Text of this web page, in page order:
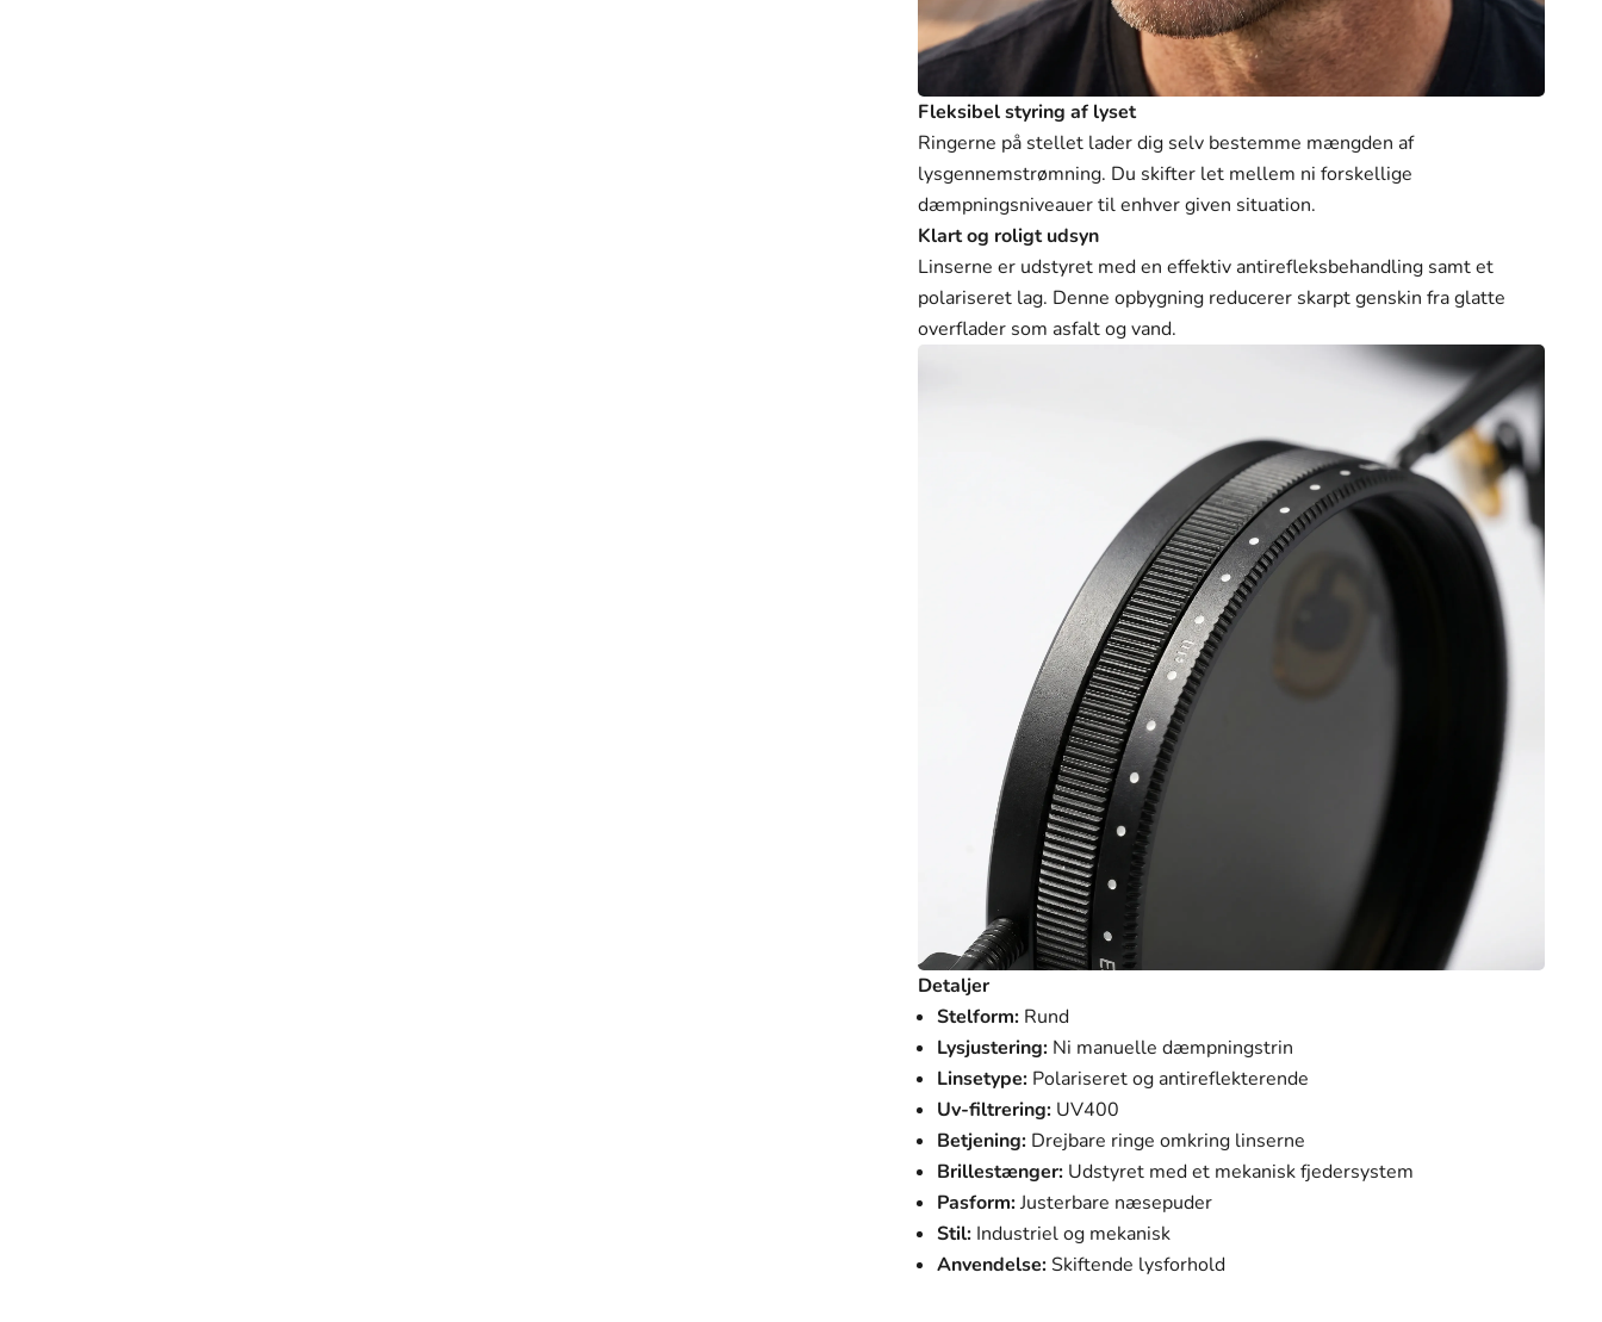
Fleksibel styring af lyset
Ringerne på stellet lader dig selv bestemme mængden af
lysgennemstrømning. Du skifter let mellem ni forskellige
dæmpningsniveauer til enhver given situation.
Klart og roligt udsyn
Linserne er udstyret med en effektiv antirefleksbehandling samt et
polariseret lag. Denne opbygning reducerer skarpt genskin fra glatte
overflader som asfalt og vand.
Detaljer
Stelform: Rund
Lysjustering: Ni manuelle dæmpningstrin
Linsetype: Polariseret og antireflekterende
Uv-filtrering: UV400
Betjening: Drejbare ringe omkring linserne
Brillestænger: Udstyret med et mekanisk fjedersystem
Pasform:Justerbare næsepuder
Stil: Industriel og mekanisk
Anvendelse:Skiftende lysforhold